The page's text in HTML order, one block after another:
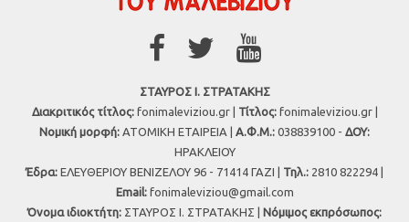
ΣΤΑΥΡΟΣ Ι. ΣΤΡΑΤΑΚΗΣ
Διακριτικός τίτλος:fonimaleviziou.gr | Τίτλος:fonimaleviziou.gr |
Νομική μορφή: ΑΤΟΜΙΚΗ ΕΤΑΙΡΕΙΑ | Α.Φ.Μ.: 038839100 - ΔΟΥ:
ΗΡΑΚΛΕΙΟΥ
Έδρα: ΕΛΕΥΘΕΡΙΟΥ ΒΕΝΙΖΕΛΟΥ 96 - 71414 ΓΑΖΙ | Τηλ.: 2810 822294 |
Εmail: fonimaleviziou@gmail.com
Όνομα ιδιοκτήτη: ΣΤΑΥΡΟΣ Ι. ΣΤΡΑΤΑΚΗΣ | Νόμιμος εκπρόσωπος: